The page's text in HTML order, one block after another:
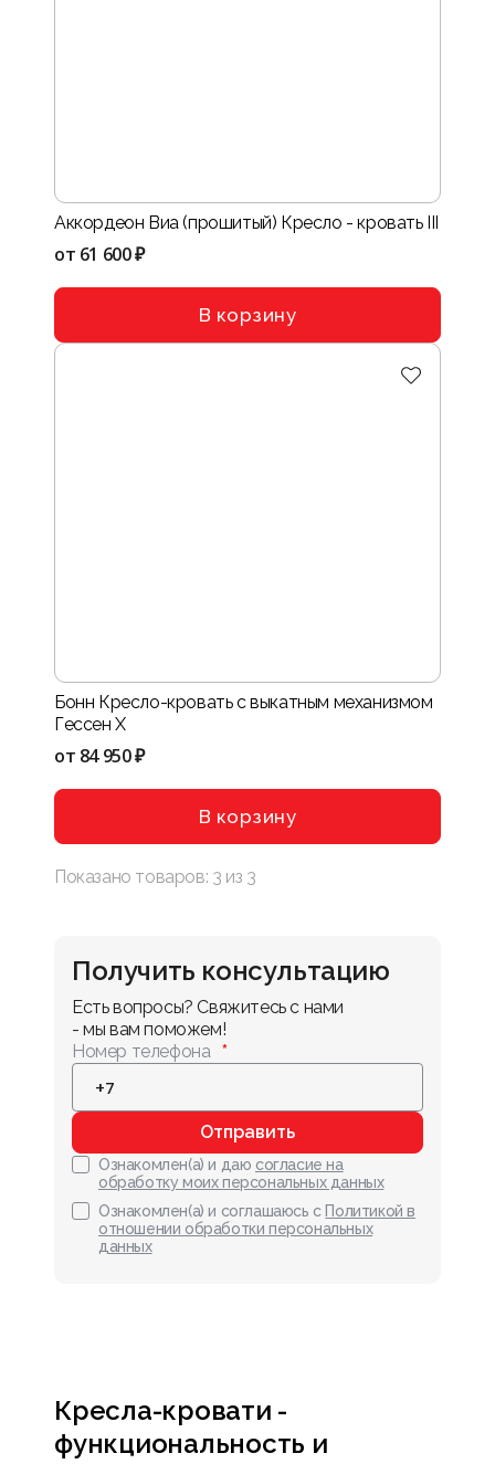
Аккордеон Виа (прошитый) Кресло - кровать III
от 61 600 ₽
В корзину
Бонн Кресло-кровать с выкатным механизмом
Гессен X
от 84 950 ₽
В корзину
Показано товаров: 3 из 3
Получить консультацию
Есть вопросы? Свяжитесь с нами
- мы вам поможем!
Номер телефона
Отправить
Ознакомлен(а) и даю согласие на
обработку моих персональных данных
Ознакомлен(а) и соглашаюсь с Политикой в
отношении обработки персональных
данных
Кресла-кровати -
функциональность и